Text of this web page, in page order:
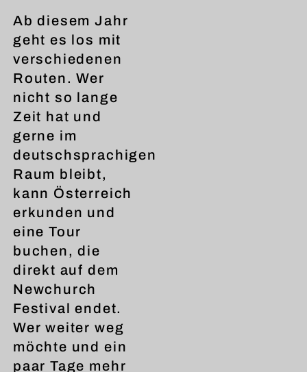
Ab diesem Jahr
geht es los mit
verschiedenen
Routen. Wer
nicht so lange
Zeit hat und
gerne im
deutschsprachigen
Raum bleibt,
kann Österreich
erkunden und
eine Tour
buchen, die
direkt auf dem
Newchurch
Festival endet.
Wer weiter weg
möchte und ein
paar Tage mehr